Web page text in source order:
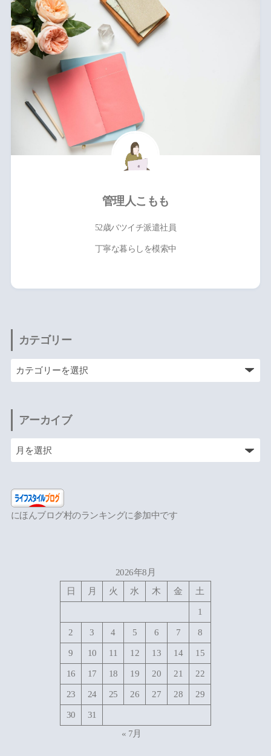
管理人こもも
52歳バツイチ派遣社員
丁寧な暮らしを模索中
カテゴリー
アーカイブ
にほんブログ村のランキングに参加中です
2026年8月
日
月 火 水 木 金 土
1
2 3 4 5 6 7 8
9 10 11 12 13 14 15
16 17 18 19 20 21 22
23 24 25 26 27 28 29
30
31
« 7月